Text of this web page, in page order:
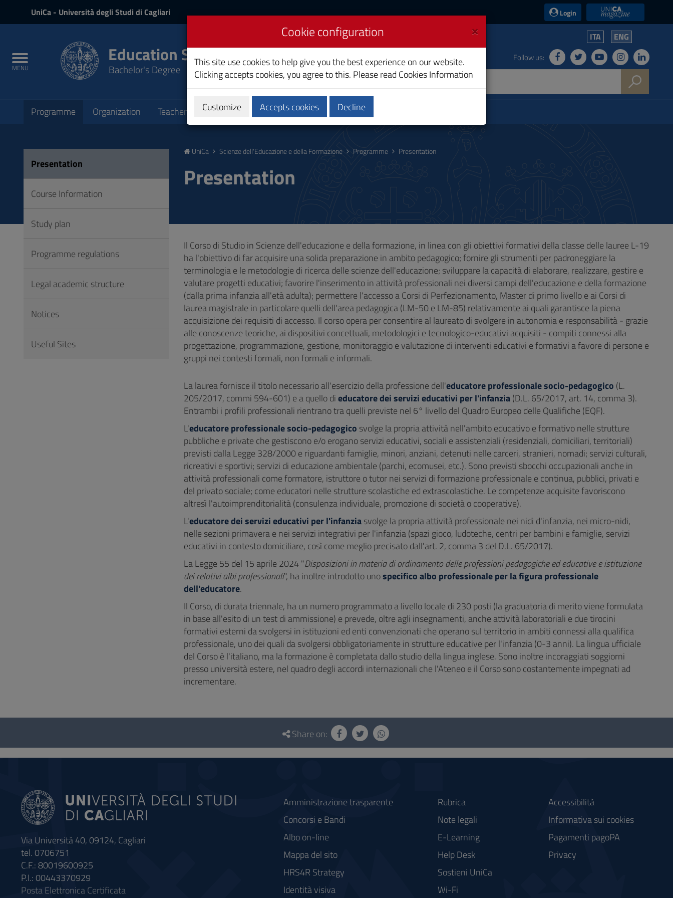
Footer
UniCa - Università degli Studi di Cagliari Login UniCA News
Toggle
navigation
MENU
Education Studies
Bachelor's Degree
ITA ENG
Follow us:
SubmenuProgramme Organization Teachers Teaching Calendars and Timetable
UniCa Scienze dell'Educazione e della Formazione Programme Presentation
Presentation
Il Corso di Studio in Scienze dell'educazione e della formazione, in linea con gli obiettivi formativi della classe delle lauree L-19
ha l'obiettivo di far acquisire una solida preparazione in ambito pedagogico; fornire gli strumenti per padroneggiare la
terminologia e le metodologie di ricerca delle scienze dell'educazione; sviluppare la capacità di elaborare, realizzare, gestire e
valutare progetti educativi; favorire l'inserimento in attività professionali nei diversi campi dell'educazione e della formazione
(dalla prima infanzia all'età adulta); permettere l'accesso a Corsi di Perfezionamento, Master di primo livello e ai Corsi di
laurea magistrale in particolare quelli dell'area pedagogica (LM-50 e LM-85) relativamente ai quali garantisce la piena
acquisizione dei requisiti di accesso. Il corso opera per consentire al laureato di svolgere in autonomia e responsabilità - grazie
alle conoscenze teoriche, ai dispositivi concettuali, metodologici e tecnologico-educativi acquisiti - compiti connessi alla
progettazione, programmazione, gestione, monitoraggio e valutazione di interventi educativi e formativi a favore di persone e
gruppi nei contesti formali, non formali e informali.
La laurea fornisce il titolo necessario all'esercizio della professione dell'educatore professionale socio-pedagogico (L.
205/2017, commi 594-601) e a quello dieducatore dei servizi educativi per l'infanzia(D.L. 65/2017, art. 14, comma 3).
Entrambi i profili professionali rientrano tra quelli previste nel 6° livello del Quadro Europeo delle Qualifiche (EQF).
L'educatore professionale socio-pedagogico svolge la propria attività nell'ambito educativo e formativo nelle strutture
pubbliche e private che gestiscono e/o erogano servizi educativi, sociali e assistenziali (residenziali, domiciliari, territoriali)
previsti dalla Legge 328/2000 e riguardanti famiglie, minori, anziani, detenuti nelle carceri, stranieri, nomadi; servizi culturali,
ricreativi e sportivi; servizi di educazione ambientale (parchi, ecomusei, etc.). Sono previsti sbocchi occupazionali anche in
attività professionali come formatore, istruttore o tutor nei servizi di formazione professionale e continua, pubblici, privati e
del privato sociale; come educatori nelle strutture scolastiche ed extrascolastiche. Le competenze acquisite favoriscono
altresì l'autoimprenditorialità (consulenza individuale, promozione di società o cooperative).
L'educatore dei servizi educativi per l'infanziasvolge la propria attività professionale nei nidi d'infanzia, nei micro-nidi,
nelle sezioni primavera e nei servizi integrativi per l'infanzia (spazi gioco, ludoteche, centri per bambini e famiglie, servizi
educativi in contesto domiciliare, così come meglio precisato dall'art. 2, comma 3 del D.L. 65/2017).
La Legge 55 del 15 aprile 2024 "Disposizioni in materia di ordinamento delle professioni pedagogiche ed educative e istituzione
dei relativi albi professionali", ha inoltre introdotto unospecifico albo professionale per la figura professionale
dell'educatore.
Il Corso, di durata triennale, ha un numero programmato a livello locale di 230 posti (la graduatoria di merito viene formulata
in base all'esito di un test di ammissione) e prevede, oltre agli insegnamenti, anche attività laboratoriali e due tirocini
formativi esterni da svolgersi in istituzioni ed enti convenzionati che operano sul territorio in ambiti connessi alla qualifica
professionale, uno dei quali da svolgersi obbligatoriamente in strutture educative per l'infanzia (0-3 anni). La lingua ufficiale
del Corso è l'italiano, ma la formazione è completata dallo studio della lingua inglese. Sono inoltre incoraggiati soggiorni
presso università estere, nel quadro degli accordi internazionali che l'Ateneo e il Corso sono costantemente impegnati ad
incrementare.
Presentation
Course Information
Study plan
Programme regulations
Legal academic structure
Notices
Useful Sites
Questionnaire
social
Share on:
Via Università 40, 09124, Cagliari
tel. 0706751
C.F.: 80019600925
P.I.: 00443370929
Posta Elettronica Certificata
Amministrazione trasparente
Concorsi e Bandi
Albo on-line
Mappa del sito
HRS4R Strategy
Identità visiva
Rubrica
Note legali
E-Learning
Help Desk
Sostieni UniCa
Wi-Fi
Accessibilità
Informativa sui cookies
Pagamenti pagoPA
Privacy
×
Cookie configuration
This site use cookies to help give you the best experience on our website.
Clicking accepts cookies, you agree to this. Please read Cookies Information
Customize Accepts cookies Decline